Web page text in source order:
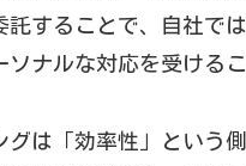
託することで、自社で
ナルな対応を受ける
グは「効率性」という